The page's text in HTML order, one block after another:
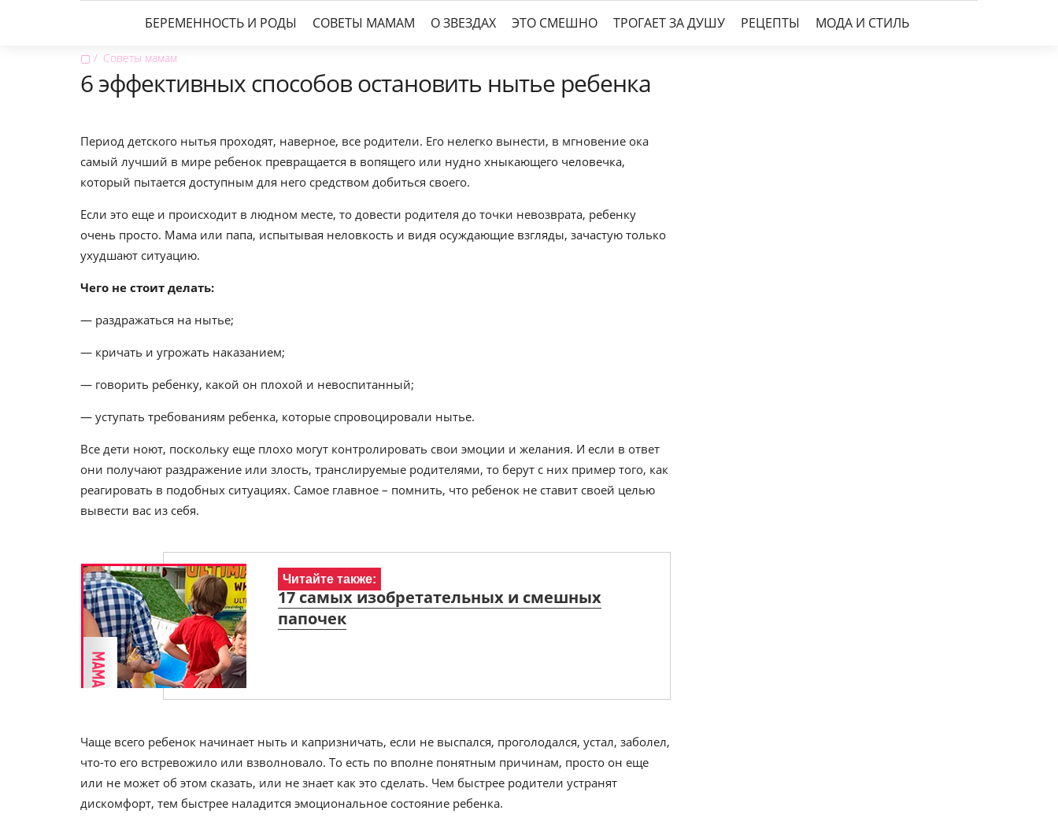
БЕРЕМЕННОСТЬ И РОДЫ СОВЕТЫ МАМАМ О ЗВЕЗДАХ ЭТО СМЕШНО ТРОГАЕТ ЗА ДУШУ РЕЦЕПТЫ МОДА И СТИЛЬ
▢ Советы мамам
6 эффективных способов остановить нытье ребенка
Период детского нытья проходят, наверное, все родители. Его нелегко вынести, в мгновение ока
самый лучший в мире ребенок превращается в вопящего или нудно хныкающего человечка,
который пытается доступным для него средством добиться своего.
Если это еще и происходит в людном месте, то довести родителя до точки невозврата, ребенку
очень просто. Мама или папа, испытывая неловкость и видя осуждающие взгляды, зачастую только
ухудшают ситуацию.
Чего не стоит делать:
— раздражаться на нытье;
— кричать и угрожать наказанием;
— говорить ребенку, какой он плохой и невоспитанный;
— уступать требованиям ребенка, которые спровоцировали нытье.
Все дети ноют, поскольку еще плохо могут контролировать свои эмоции и желания. И если в ответ
они получают раздражение или злость, транслируемые родителями, то берут с них пример того, как
реагировать в подобных ситуациях. Самое главное – помнить, что ребенок не ставит своей целью
вывести вас из себя.
Читайте также:
17 самых изобретательных и смешных
папочек
Чаще всего ребенок начинает ныть и капризничать, если не выспался, проголодался, устал, заболел,
что-то его встревожило или взволновало. То есть по вполне понятным причинам, просто он еще
или не может об этом сказать, или не знает как это сделать. Чем быстрее родители устранят
дискомфорт, тем быстрее наладится эмоциональное состояние ребенка.